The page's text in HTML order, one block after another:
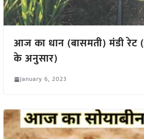
आज का धान (बासमती) मंडी रेट
के अनुसार)
January 6, 2023